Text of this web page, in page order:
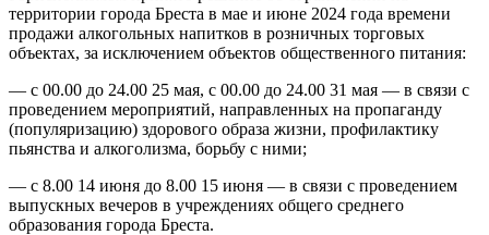
территории города Бреста в мае и июне 2024 года времени
продажи алкогольных напитков в розничных торговых
объектах, за исключением объектов общественного питания:
— с 00.00 до 24.00 25 мая, с 00.00 до 24.00 31 мая — в связи с
проведением мероприятий, направленных на пропаганду
(популяризацию) здорового образа жизни, профилактику
пьянства и алкоголизма, борьбу с ними;
— с 8.00 14 июня до 8.00 15 июня — в связи с проведением
выпускных вечеров в учреждениях общего среднего
образования города Бреста.